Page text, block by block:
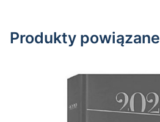
Produkty powiązane